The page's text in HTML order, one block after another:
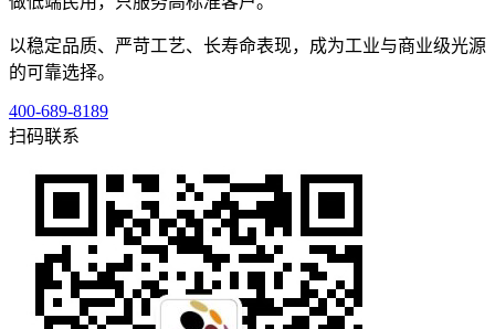
以稳定品质、严苛工艺、长寿命表现，成为工业与商业级光源
的可靠选择。
400-689-8189
扫码联系